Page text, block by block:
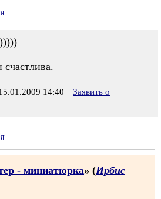
счастлива.
14:40
Заявить о
- миниатюрка» (Ирбис